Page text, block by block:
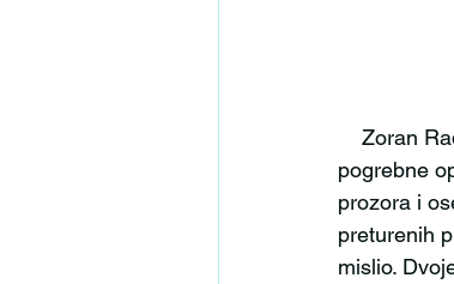
pogrebne
prozora i
preturenih
mislio.